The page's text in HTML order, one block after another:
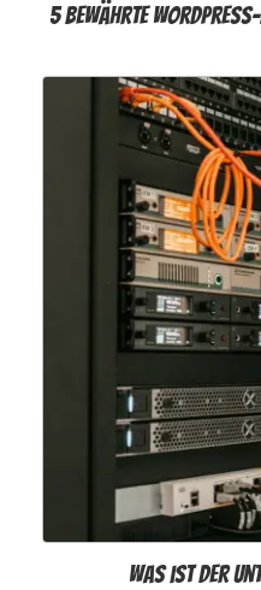
5 bewährte
Was ist der